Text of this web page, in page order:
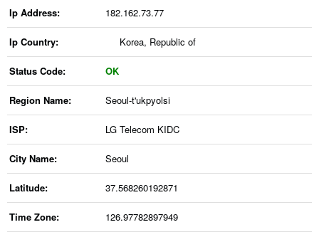
Ip Address: 182.162.73.77
Ip Country: Korea, Republic of
Status Code: OK
Region Name: Seoul-t'ukpyolsi
ISP: LG Telecom KIDC
City Name: Seoul
Latitude: 37.568260192871
Time Zone: 126.97782897949